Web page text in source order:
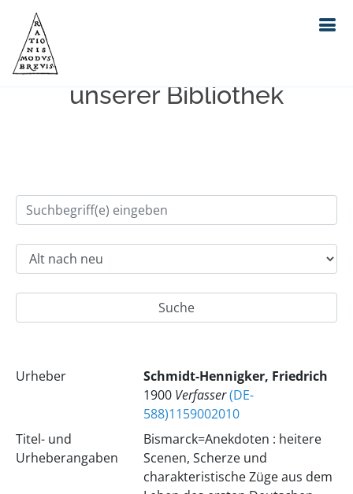
Einfache Suche im Bestand
unserer Bibliothek
Urheber
Schmidt-Hennigker, Friedrich
1900 Verfasser(DE-
588)1159002010
Titel- und
Urheberangaben
Bismarck=Anekdoten : heitere
Scenen, Scherze und
charakteristische Züge aus dem